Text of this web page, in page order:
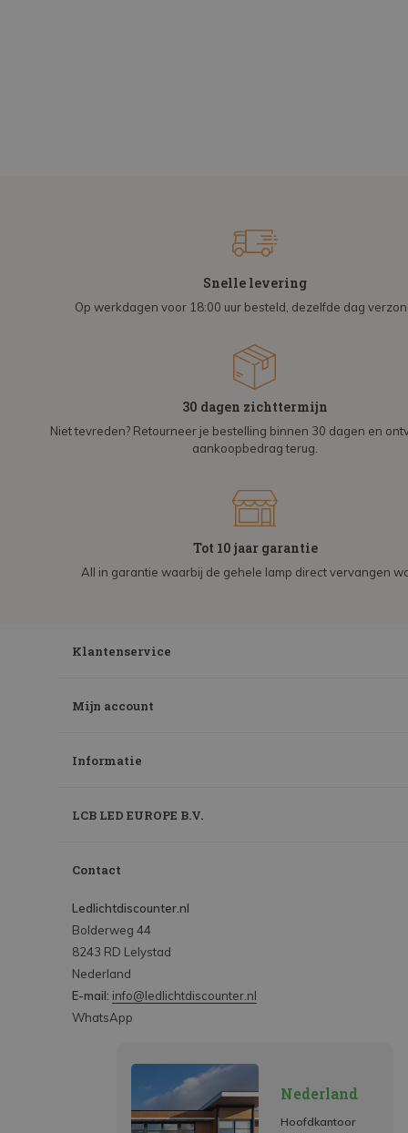
Snelle levering
Op werkdagen voor 18:00 uur besteld, dezelfde dag
30 dagen zichttermijn
Niet tevreden? Retourneer je bestelling binnen 30 dagen en
aankoopbedrag terug.
Tot 10 jaar garantie
All in garantie waarbij de gehele lamp direct vervangen
Klantenservice
Mijn account
Informatie
LCB LED EUROPE B.V.
Contact
Ledlichtdiscounter.nl
Bolderweg 44
8243 RD Lelystad
Nederland
E-mail: info@ledlichtdiscounter.nl
WhatsApp
Nederland
Hoofdkantoor